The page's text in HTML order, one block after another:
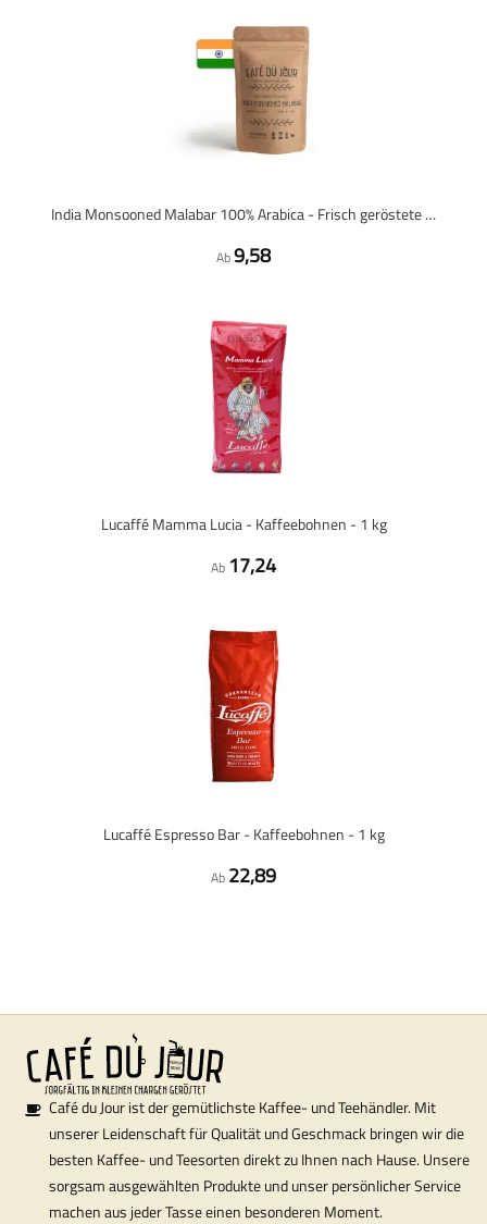
India Monsooned Malabar 100% Arabica - Frisch geröstete Kaffeebohnen
Ab9,58
Lucaffé Mamma Lucia - Kaffeebohnen - 1 kg
Ab 17,24
Lucaffé Espresso Bar - Kaffeebohnen - 1 kg
Ab 22,89
Café du Jour ist der gemütlichste Kaffee- und Teehändler. Mit
unserer Leidenschaft für Qualität und Geschmack bringen wir die
besten Kaffee- und Teesorten direkt zu Ihnen nach Hause. Unsere
sorgsam ausgewählten Produkte und unser persönlicher Service
machen aus jeder Tasse einen besonderen Moment.